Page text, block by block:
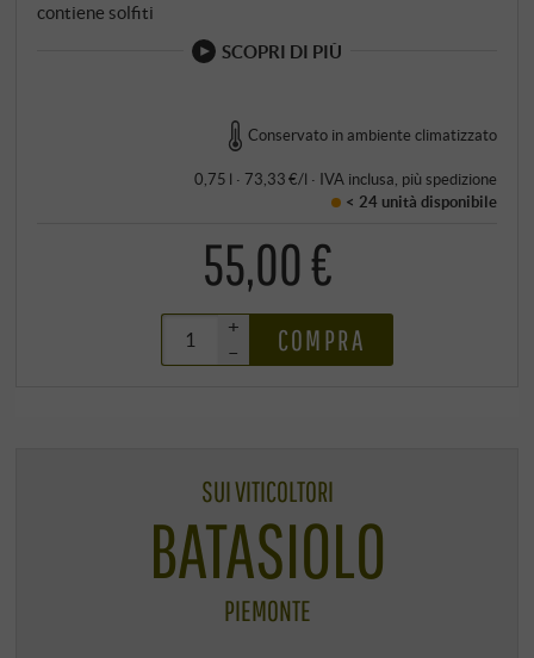
contiene solfiti
SCOPRI DI PIÙ
Conservato in ambiente climatizzato
0,75 l · 73,33 €/l · IVA inclusa , più spedizione
< 24 unità disponibile
55,00 €
+
–
COMPRA
SUI VITICOLTORI
BATASIOLO
PIEMONTE